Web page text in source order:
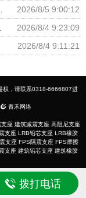
隔震支座1100厂家
2026/8/5 9:00:12
震支座
2026/8/4 9:23:09
2026/8/4 9:11:21
拨打电话
权，请联系0318-6666807进
青禾网络
支座 建筑减震支座 高阻尼支座
支座 LRB铅芯支座 LRB橡胶
支座 FPS隔震支座 FPS摩擦
支座 建筑铅芯支座 建筑橡胶